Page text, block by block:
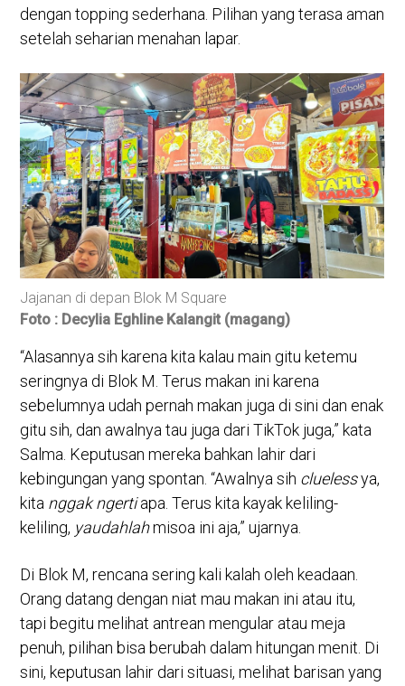
dengan topping sederhana. Pilihan yang terasa aman
setelah seharian menahan lapar.
Para pengunjung menunggu waktu magrib
Foto : Decylia Eghline Kalangit (magang)
“Alasannya sih karena kita kalau main gitu ketemu
seringnya di Blok M. Terus makan ini karena
sebelumnya udah pernah makan juga di sini dan enak
gitu sih, dan awalnya tau juga dari TikTok juga,” kata
Salma. Keputusan mereka bahkan lahir dari
kebingungan yang spontan. “Awalnya sih cluelessya,
kita nggak ngertiapa. Terus kita kayak keliling-
keliling, yaudahlahmisoa ini aja,” ujarnya.
Di Blok M, rencana sering kali kalah oleh keadaan.
Orang datang dengan niat mau makan ini atau itu,
tapi begitu melihat antrean mengular atau meja
penuh, pilihan bisa berubah dalam hitungan menit. Di
sini, keputusan lahir dari situasi, melihat barisan yang